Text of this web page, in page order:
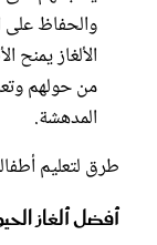
والحفاظ على
الألغاز يمنح
من حولهم
المدهشة.
طرق لتعليم
أفضل ألغاز